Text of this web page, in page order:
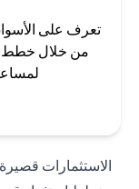
تعرف على
من خلال خطط
الاستثمارات قصيرة